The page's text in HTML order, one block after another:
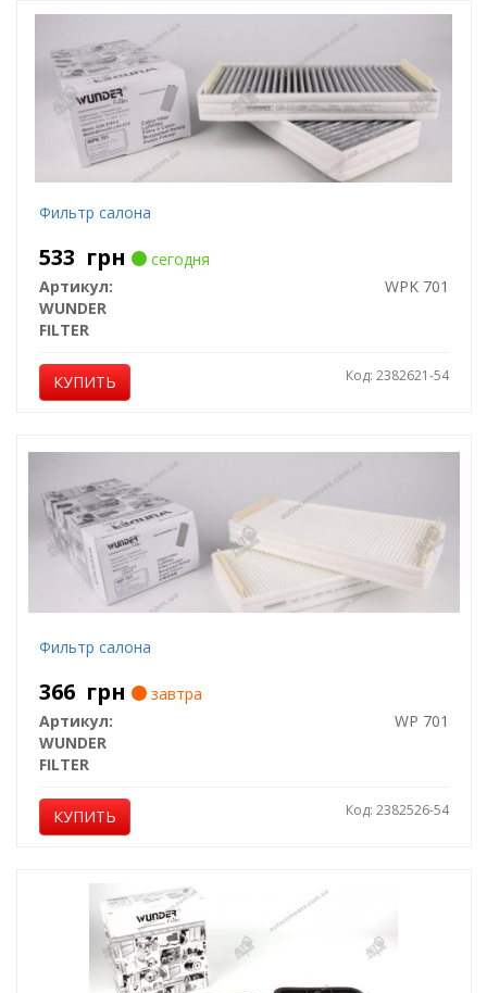
Фильтр салона
533 грн
сегодня
Артикул:
WPK 701
WUNDER
FILTER
КУПИТЬ Код: 2382621-54
Фильтр салона
366 грн
завтра
Артикул:
WP 701
WUNDER
FILTER
КУПИТЬ Код: 2382526-54